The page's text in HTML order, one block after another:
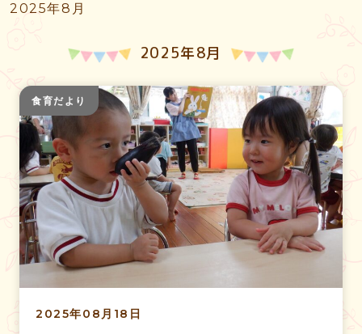
2025年8月
2025年8月
食育だより
2025年08月18日